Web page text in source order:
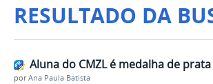
RESULTADO DA
Aluna do CMZL é medalha de
porAna Paula Batista